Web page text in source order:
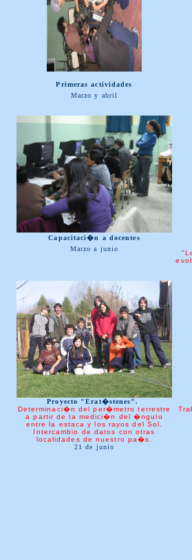
Primeras actividades
Marzo y abril
Capacitaci�n a docentes
Marzo a junio
Proyecto "Erat�stenes".
Determinaci�n del per�metro terrestre
a partir de la medici�n del �ngulo
entre la estaca y los rayos del Sol.
Intercambio de datos con otras
localidades de nuestro pa�s.
21 de junio